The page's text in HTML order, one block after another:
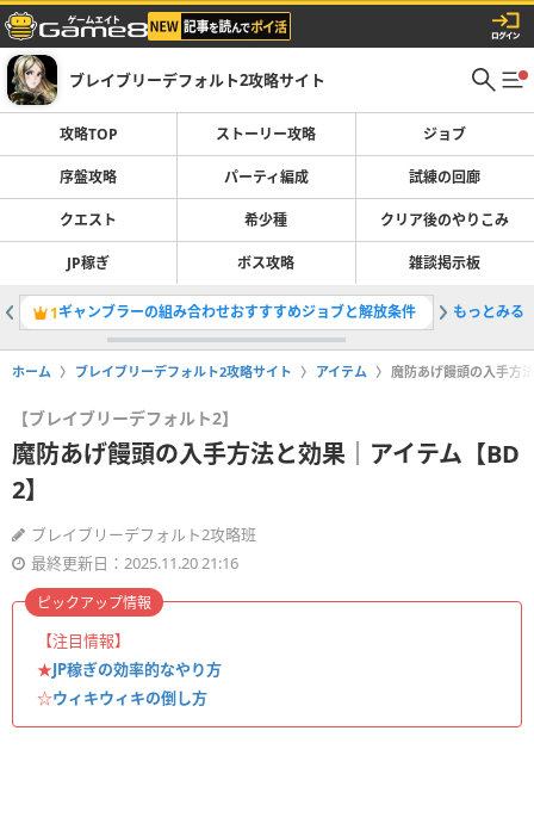
ブレイブリーデフォルト2攻略サイト
攻略TOP ストーリー攻略 ジョブ
序盤攻略 パーティ編成 試練の回廊
クエスト 希少種 クリア後のやりこみ
JP稼ぎ ボス攻略 雑談掲示板
1ギャンブラーの組み合わせおすすすめジョブと解放条件 2バアル
もっとみる
ホーム ブレイブリーデフォルト2攻略サイト アイテム 魔防あげ饅頭の入手方
【ブレイブリーデフォルト2】
魔防あげ饅頭の入手方法と効果｜アイテム【BD
2】
ブレイブリーデフォルト2攻略班
最終更新日：2025.11.20 21:16
【注目情報】
★JP稼ぎの効率的なやり方
☆ウィキウィキの倒し方
ピックアップ情報